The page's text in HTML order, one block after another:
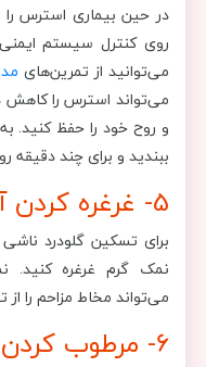
در حین بیماری استرس را
روی کنترل سیستم
می‌توانید از تمرین‌های
می‌تواند استرس را
و روح خود را حفظ کنید.
ببندید و برای چند دقیقه
5- غرغره کردن آب نمک
برای تسکین گلودرد
نمک گرم غرغره کنید.
می‌تواند مخاط مزاحم را
6- مرطوب کردن هوای محیط